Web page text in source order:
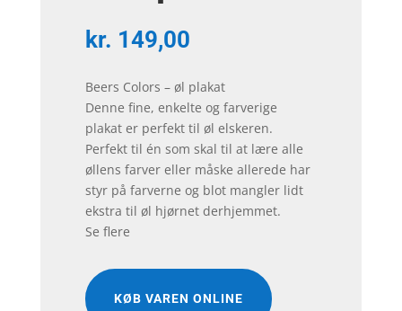
kr. 149,00
Beers Colors – øl plakat
Denne fine, enkelte og farverige
plakat er perfekt til øl elskeren.
Perfekt til én som skal til at lære alle
øllens farver eller måske allerede har
styr på farverne og blot mangler lidt
ekstra til øl hjørnet derhjemmet.
Se flere
KØB VAREN ONLINE